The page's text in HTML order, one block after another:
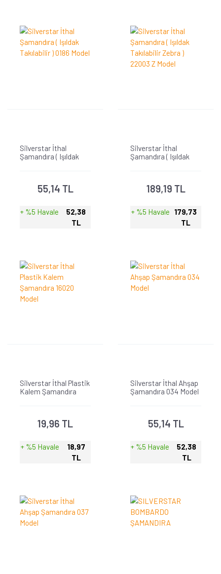
Silverstar İthal
Şamandıra ( Işıldak
55,14 TL
+ %5 Havale
52,38
TL
Silverstar İthal
Şamandıra ( Işıldak
189,19 TL
+ %5 Havale
179,73
TL
Silverstar İthal Plastik
Kalem Şamandıra
19,96 TL
+ %5 Havale
18,97
TL
Silverstar İthal Ahşap
Şamandıra 034 Model
55,14 TL
+ %5 Havale
52,38
TL